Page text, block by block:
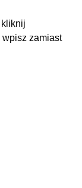
wpisz zamiast